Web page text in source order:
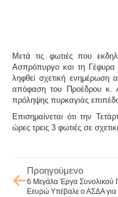
Μετά τις φωτιές που
Ασπρόπυργο και τη Γέφυρα
ληφθεί σχετική ενημέρωση
απόφαση του Προέδρου κ.
πρόληψης πυρκαγιάς
Επισημαίνεται ότι την
ώρες τρεις 3 φωτιές σε
Προηγούμενο
6 Μεγάλα Έργα Συνολικού
Εευρώ Υπέβαλε ο ΑΣΔΑ